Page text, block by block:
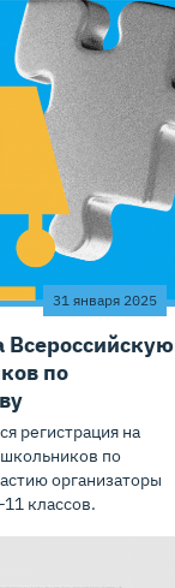
31 января 2025
Всероссийскую
по
регистрация на
по
организаторы
классов.